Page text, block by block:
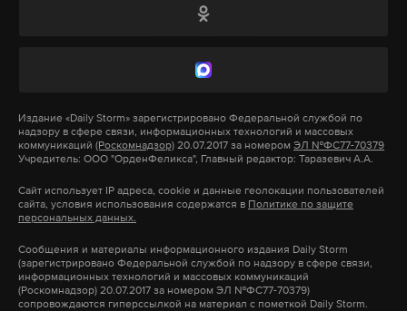
Дагестанский политик уточнил, что наказание
требует наказывать всех, кто был в аэропорту в ту
прилетал. Всех наказывать, что ли?! Нет, конечно».
Также ранее он ответил бывшему бойцу ММА
Хабибу Нурмагомедову, призвавшему главу
Дагестана простить участников беспорядков: все
что Нурмагомедов не понял весь контекст
сделанных им ранее заявлений.
Издание «Daily Storm» зарегистрировано Федеральной службой по
надзору в сфере связи, информационных технологий и массовых
коммуникаций (Роскомнадзор) 20.07.2017 за номером ЭЛ №ФС77-70379
Учредитель: ООО "ОрденФеликса", Главный редактор: Таразевич А.А.
Сайт использует IP адреса, cookie и данные геолокации пользователей
сайта, условия использования содержатся в Политике по защите
персональных данных.
Сообщения и материалы информационного издания Daily Storm
(зарегистрировано Федеральной службой по надзору в сфере связи,
информационных технологий и массовых коммуникаций
(Роскомнадзор) 20.07.2017 за номером ЭЛ №ФС77-70379)
сопровождаются гиперссылкой на материал с пометкой Daily Storm.